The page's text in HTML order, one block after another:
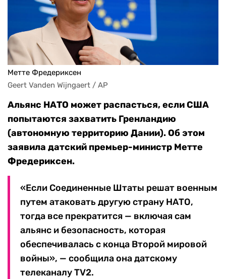
Метте Фредериксен
Geert Vanden Wijngaert / AP
Альянс НАТО может распасться, если США
попытаются захватить Гренландию
(автономную территорию Дании). Об этом
заявила датский премьер-министр Метте
Фредериксен.
«Если Соединенные Штаты решат военным
путем атаковать другую страну НАТО,
тогда все прекратится — включая сам
альянс и безопасность, которая
обеспечивалась с конца Второй мировой
войны», — сообщила она датскому
телеканалу TV2.